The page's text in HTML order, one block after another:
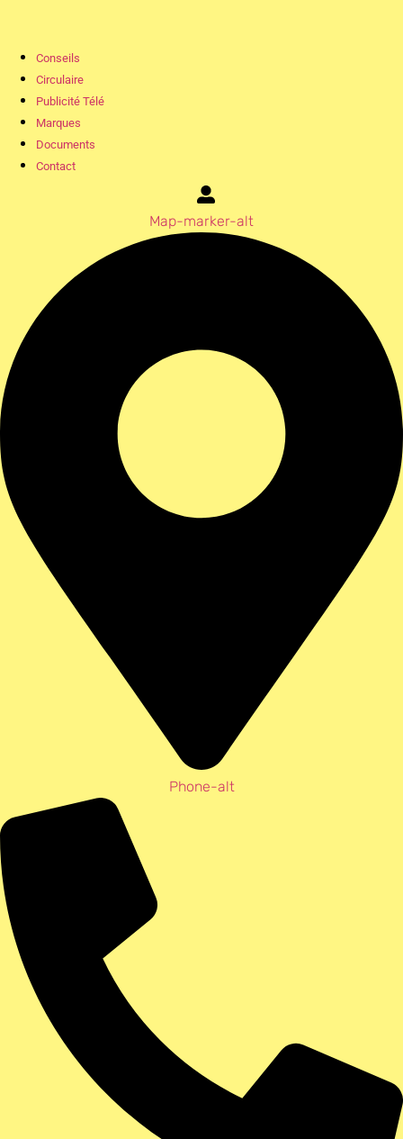
Conseils
Circulaire
Publicité Télé
Marques
Documents
Contact
Map-marker-alt
Phone-alt